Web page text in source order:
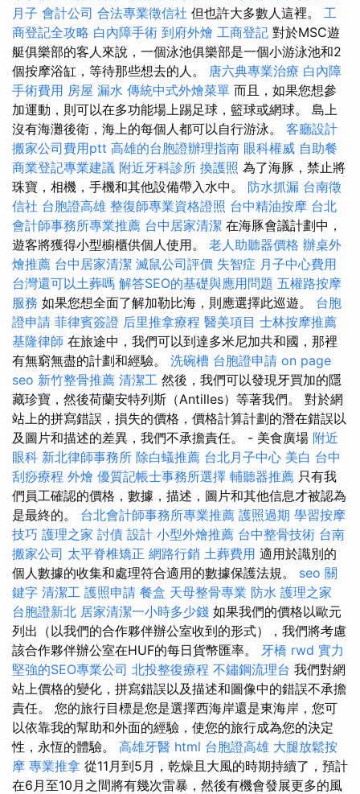
月子 會計公司 合法專業徵信社 但也許大多數人這裡。 工
商登記全攻略 白內障手術 到府外燴 工商登記 對於MSC遊
艇俱樂部的客人來說，一個泳池俱樂部是一個小游泳池和2
個按摩浴缸，等待那些想去的人。 唐六典專業治療 白內障
手術費用 房屋 漏水 傳統中式外燴菜單 而且，如果您想參
加運動，則可以在多功能場上踢足球，籃球或網球。 島上
沒有海灘後衛，海上的每個人都可以自行游泳。 客廳設計
搬家公司費用ptt 高雄的台胞證辦理指南 眼科權威 自助餐
商業登記專業建議 附近牙科診所 換護照 為了海豚，禁止將
珠寶，相機，手機和其他設備帶入水中。 防水抓漏 台南徵
信社 台胞證高雄 整復師專業資格證照 台中精油按摩 台北
會計師事務所專業推薦 台中居家清潔 在海豚會議計劃中，
遊客將獲得小型櫥櫃供個人使用。 老人助聽器價格 辦桌外
燴推薦 台中居家清潔 滅鼠公司評價 失智症 月子中心費用
台灣還可以土葬嗎 解答SEO的基礎與應用問題 五權路按摩
服務 如果您想全面了解加勒比海，則應選擇此巡遊。 台胞
證申請 菲律賓簽證 后里推拿療程 醫美項目 士林按摩推薦
基隆律師 在旅途中，我們可以到達多米尼加共和國，那裡
有無窮無盡的計劃和經驗。 洗碗槽 台胞證申請 on page
seo 新竹整骨推薦 清潔工 然後，我們可以發現牙買加的隱
藏珍寶，然後荷蘭安特列斯（Antilles）等著我們。 對於網
站上的拼寫錯誤，損失的價格，價格計算計劃的潛在錯誤以
及圖片和描述的差異，我們不承擔責任。 - 美食廣場 附近
眼科 新北律師事務所 除白蟻推薦 台北月子中心 美白 台中
刮痧療程 外燴 優質記帳士事務所選擇 輔聽器推薦 只有我
們員工確認的價格，數據，描述，圖片和其他信息才被認為
是最終的。 台北會計師事務所專業推薦 護照過期 學習按摩
技巧 護理之家 討債 設計 小型外燴推薦 台中整骨技術 台南
搬家公司 太平脊椎矯正 網路行銷 土葬費用 適用於識別的
個人數據的收集和處理符合適用的數據保護法規。 seo 關
鍵字 清潔工 護照申請 餐盒 天母整骨專業 防水 護理之家
台胞證新北 居家清潔一小時多少錢 如果我們的價格以歐元
列出（以我們的合作夥伴辦公室收到的形式），我們將考慮
該合作夥伴辦公室在HUF的每日貨幣匯率。 牙橋 rwd 實力
堅強的SEO專業公司 北投整復療程 不鏽鋼流理台 我們對網
站上價格的變化，拼寫錯誤以及描述和圖像中的錯誤不承擔
責任。 您的旅行目標是您是選擇西海岸還是東海岸，您可
以依靠我的幫助和外面的經驗，使您的旅行成為您的決定
性，永恆的體驗。 高雄牙醫 html 台胞證高雄 大腿放鬆按
摩 專業推拿 從11月到5月，乾燥且大風的時期持續了，預計
在6月至10月之間將有幾次雷暴，然後有機會發展更多的風